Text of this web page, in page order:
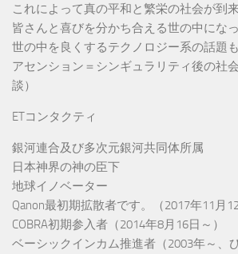
これによって真の平和と繁栄の社会が到来
皆さんと喜びを分かち合える世の中にな
世の中を良くするテクノロジー系の話題も
アセンション＝シンギュラリティ後の社
談）
ETコンタクティ
銀河連合及び多次元銀河共同体所属
日本神界の神の臣下
地球イノベーター
Qanon最初期拡散者です。（2017年11月12
COBRA初期参入者（2014年8月16日～）
ベーシックインカム推進者（2003年～、